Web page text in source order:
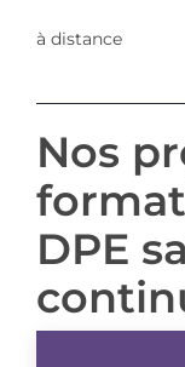
à distance
Nos
DPE